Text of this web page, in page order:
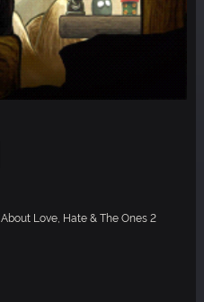
About Love, Hate & The Ones 2